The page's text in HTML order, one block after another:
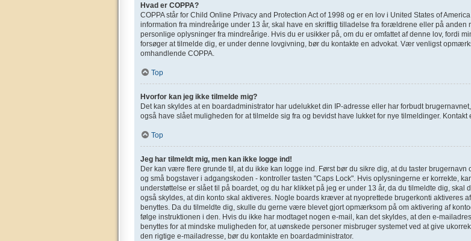
Hvad er COPPA?
COPPA står for Child Online Privacy and Protection Act of 1998 og er en lov i United States of
information fra mindreårige under 13 år, skal have en skriftlig tilladelse fra forældrene eller på
personlige oplysninger fra mindreårige. Hvis du er usikker på, om du er omfattet af denne lov, fordi
forsøger at tilmelde dig, er under denne lovgivning, bør du kontakte en advokat. Vær venligst
omhandlende COPPA.
Top
Hvorfor kan jeg ikke tilmelde mig?
Det kan skyldes at en boardadministrator har udelukket din IP-adresse eller har forbudt
også have slået muligheden for at tilmelde sig fra og bevidst have lukket for nye tilmeldinger.
Top
Jeg har tilmeldt mig, men kan ikke logge ind!
Der kan være flere grunde til, at du ikke kan logge ind. Først bør du sikre dig, at du taster
og små bogstaver i adgangskoden - kontroller tasten "Caps Lock". Hvis oplysningerne er korrekte,
understøttelse er slået til på boardet, og du har klikket på jeg er under 13 år, da du tilmeldte dig, skal
også skyldes, at din konto skal aktiveres. Nogle boards kræver at nyoprettede brugerkonti aktiveres
benyttes. Da du tilmeldte dig, skulle du gerne være blevet gjort opmærksom på om aktivering af
følge instruktionen i den. Hvis du ikke har modtaget nogen e-mail, kan det skyldes, at den e-
benyttes for at mindske muligheden for, at uønskede personer misbruger systemet ved at give
den rigtige e-mailadresse, bør du kontakte en boardadministrator.